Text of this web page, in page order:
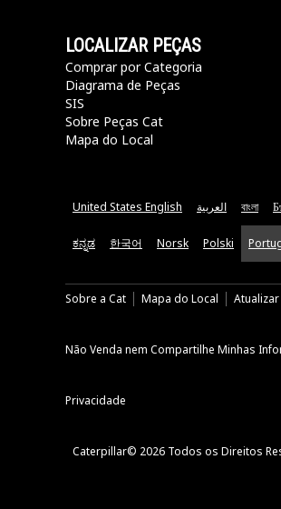
LOCALIZAR PEÇAS
Comprar por Categoria
Diagrama de Peças
SIS
Sobre Peças Cat
Mapa do Local
United States English العربية বাংলা
ಕನ್ನಡ 한국어 Norsk Polski
Sobre a Cat Mapa do Local
Não Venda nem Compartilhe Minhas
Privacidade
Caterpillar© 2026 Todos os Direitos